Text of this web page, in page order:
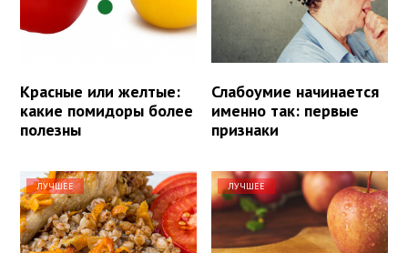
Красные или желтые:
какие помидоры более
полезны
Слабоумие начинается
именно так: первые
признаки
ЛУЧШЕЕ ЛУЧШЕЕ